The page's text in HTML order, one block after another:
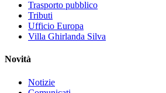
Trasporto pubblico
Tributi
Ufficio Europa
Villa Ghirlanda Silva
Novità
Notizie